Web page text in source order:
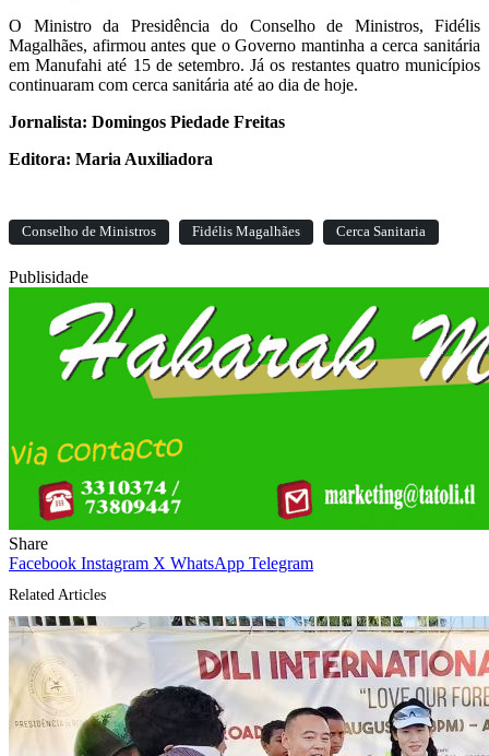
O Ministro da Presidência do Conselho de Ministros, Fidélis
Magalhães, afirmou antes que o Governo mantinha a cerca sanitária
em Manufahi até 15 de setembro. Já os restantes quatro municípios
continuaram com cerca sanitária até ao dia de hoje.
Jornalista: Domingos Piedade Freitas
Editora: Maria Auxiliadora
Conselho de Ministros Fidélis Magalhães Cerca Sanitaria
Publisidade
Share
Facebook Instagram X WhatsApp Telegram
Related Articles